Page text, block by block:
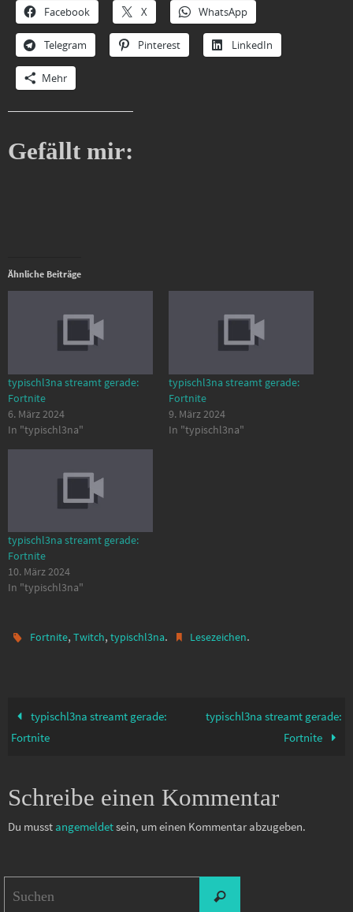
Facebook X WhatsApp
Telegram Pinterest LinkedIn
Mehr
Gefällt mir:
Ähnliche Beiträge
typischl3na streamt gerade:
Fortnite
6. März 2024
In "typischl3na"
typischl3na streamt gerade:
Fortnite
9. März 2024
In "typischl3na"
typischl3na streamt gerade:
Fortnite
10. März 2024
In "typischl3na"
Fortnite,Twitch,typischl3na. Lesezeichen.
typischl3na streamt gerade:
Fortnite
typischl3na streamt gerade:
Fortnite
Schreibe einen Kommentar
Du musst angemeldetsein, um einen Kommentar abzugeben.
Suchen